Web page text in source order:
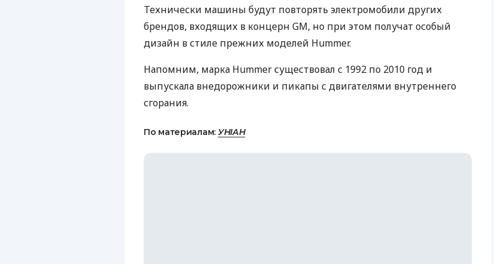
Технически машины будут повторять электромобили других
брендов, входящих в концерн GM, но при этом получат особый
дизайн в стиле прежних моделей Hummer.
Напомним, марка Hummer существовал с 1992 по 2010 год и
выпускала внедорожники и пикапы с двигателями внутреннего
сгорания.
По материалам: УНІАН